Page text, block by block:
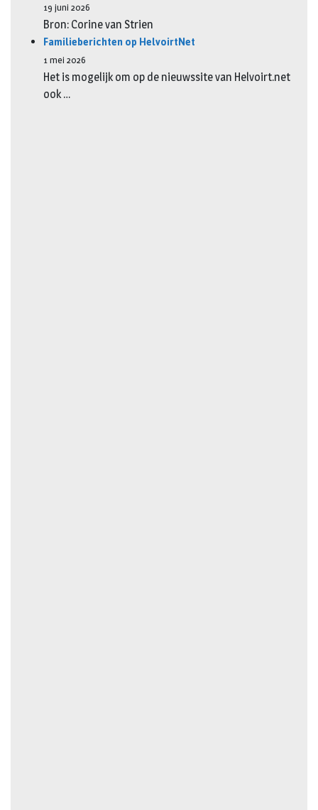
19 juni 2026
Bron: Corine van Strien
Familieberichten op HelvoirtNet
1 mei 2026
Het is mogelijk om op de nieuwssite van Helvoirt.net
ook …